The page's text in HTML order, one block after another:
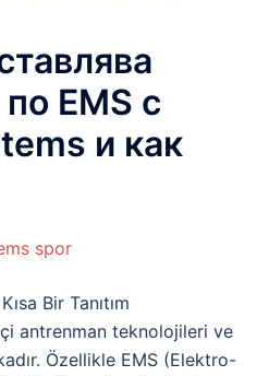
EMS с
и как
Bir Tanıtım
antrenman teknolojileri ve
Özellikle EMS (Elektro-